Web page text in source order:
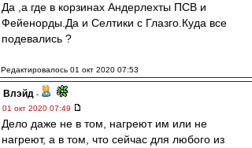
Да ,а где в корзинах Андерлехты ПСВ и
Фейенорды.Да и Селтики с Глазго.Куда все
подевались ?
Редактировалось 01 окт 2020 07:53
Влэйд -
01 окт 2020 07:49
Дело даже не в том, нагреют им или не
нагреют, а в том, что сейчас для любого из